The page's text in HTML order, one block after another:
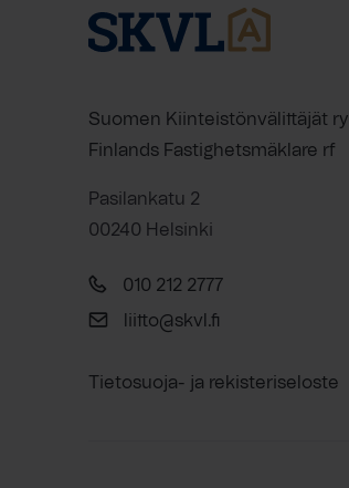
Suomen Kiinteistönvälittäjät ry
Finlands Fastighetsmäklare rf
Pasilankatu 2
00240 Helsinki
010 212 2777
liitto@skvl.fi
Tietosuoja- ja rekisteriseloste